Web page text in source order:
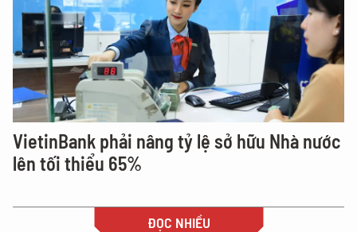
VietinBank phải nâng tỷ lệ sở hữu Nhà nước
lên tối thiểu 65%
ĐỌC NHIỀU